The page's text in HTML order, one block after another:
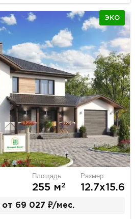
ЭКО
Площадь
255 м2
Размер
12.7х15.6
от 69 027 ₽/мес.